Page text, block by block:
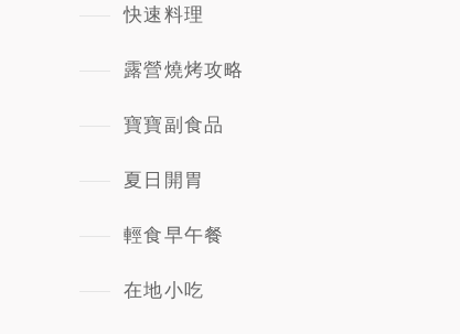
快速料理
露營燒烤攻略
寶寶副食品
夏日開胃
輕食早午餐
在地小吃